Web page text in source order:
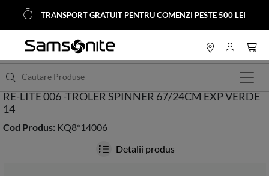
TRANSPORT GRATUIT PENTRU COMENZI PESTE 500 LEI
<HOME Trolere si Genti Calatorie
RE-LITE 006 -TROLER SPINNER 67/24CM EXP VERDE
14
Cod Produs: KQ8*14006
Detalii produs